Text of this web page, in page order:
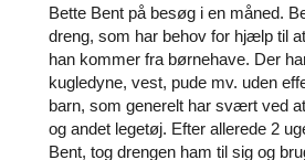
Bette Bent på besøg i en måned.
dreng, som har behov for hjælp til
han kommer fra børnehave. Der
kugledyne, vest, pude mv. uden
barn, som generelt har svært ved
og andet legetøj. Efter allerede 2
Bent, tog drengen ham til sig og